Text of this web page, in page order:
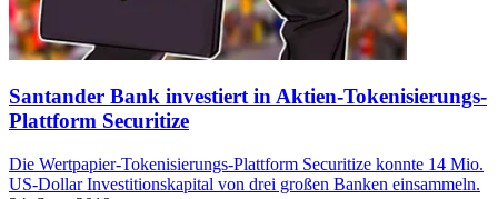
Santander Bank investiert in Aktien-Tokenisierungs-
Plattform Securitize
Die Wertpapier-Tokenisierungs-Plattform Securitize konnte 14 Mio.
US-Dollar Investitionskapital von drei großen Banken einsammeln.